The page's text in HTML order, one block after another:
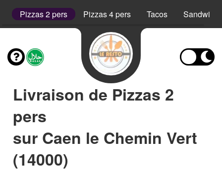
Pizzas 2 pers Pizzas 4 pers Tacos Sandwichs
Livraison de Pizzas 2
pers
sur Caen le Chemin Vert
(14000)